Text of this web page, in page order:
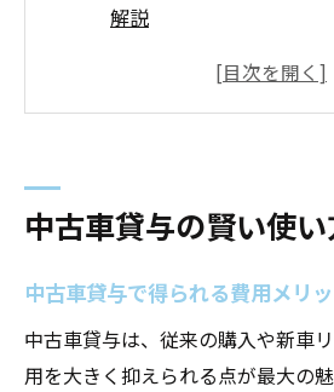
解説
中古車とカーリース比較
中古車 カーリース利用
イント
家計にやさしい中古車貸
授
カーリースと中古車の得な選
中古車貸与の賢い使
中古車貸与で得られる費用メリ
中古車貸与は、従来の購入や新車
用を大きく抑えられる点が最大の